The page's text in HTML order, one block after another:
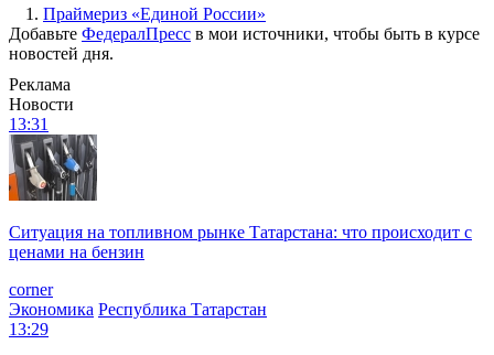
1. Праймериз «Единой России»
Добавьте ФедералПресс в мои источники, чтобы быть в курсе
новостей дня.
Реклама
Новости
13:31
Ситуация на топливном рынке Татарстана: что происходит с
ценами на бензин
corner
Экономика Республика Татарстан
13:29